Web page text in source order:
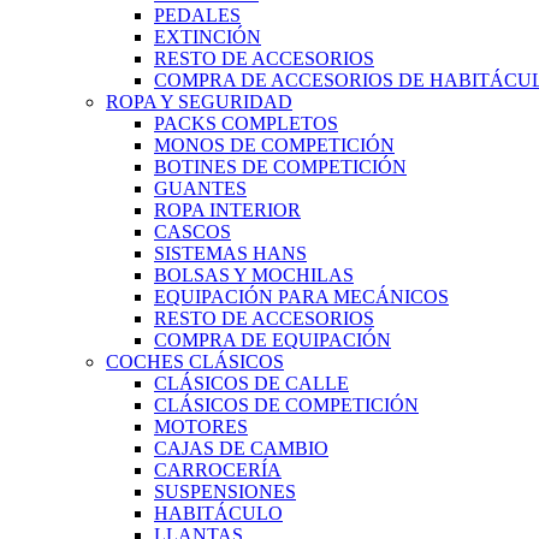
PEDALES
EXTINCIÓN
RESTO DE ACCESORIOS
COMPRA DE ACCESORIOS DE
ROPA Y SEGURIDAD
PACKS COMPLETOS
MONOS DE COMPETICIÓN
BOTINES DE COMPETICIÓN
GUANTES
ROPA INTERIOR
CASCOS
SISTEMAS HANS
BOLSAS Y MOCHILAS
EQUIPACIÓN PARA MECÁNICOS
RESTO DE ACCESORIOS
COMPRA DE EQUIPACIÓN
COCHES CLÁSICOS
CLÁSICOS DE CALLE
CLÁSICOS DE COMPETICIÓN
MOTORES
CAJAS DE CAMBIO
CARROCERÍA
SUSPENSIONES
HABITÁCULO
LLANTAS